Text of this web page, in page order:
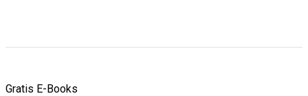
Gratis E-Books